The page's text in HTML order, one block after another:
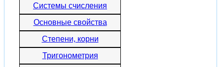
Системы счисления
Основные свойства
Степени, корни
Тригонометрия